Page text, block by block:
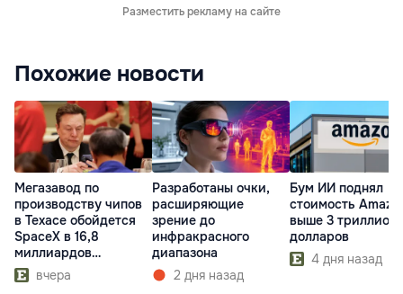
Разместить рекламу на сайте
Похожие новости
Мегазавод по
производству чипов
в Техасе обойдется
SpaceX в 16,8
миллиардов
долларов
вчера
Разработаны очки,
расширяющие
зрение до
инфракрасного
диапазона
2 дня назад
Бум ИИ поднял
стоимость
выше 3
долларов
4 дня назад